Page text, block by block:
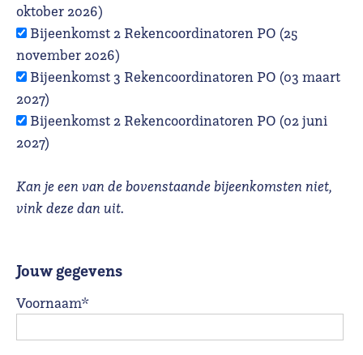
oktober 2026)
Bijeenkomst 2 Rekencoordinatoren PO (25
november 2026)
Bijeenkomst 3 Rekencoordinatoren PO (03 maart
2027)
Bijeenkomst 2 Rekencoordinatoren PO (02 juni
2027)
Kan je een van de bovenstaande bijeenkomsten niet,
vink deze dan uit.
Jouw gegevens
Voornaam*